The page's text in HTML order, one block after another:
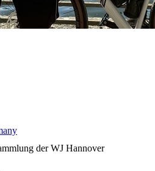
der WJ Hannover